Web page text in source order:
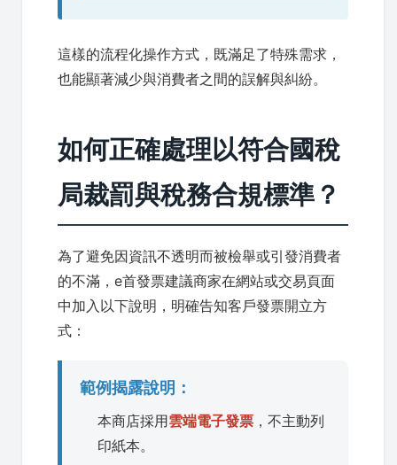
這樣的流程化操作方式，既滿足了特殊需求，
也能顯著減少與消費者之間的誤解與糾紛。
如何正確處理以符合國稅
局裁罰與稅務合規標準？
為了避免因資訊不透明而被檢舉或引發消費者
的不滿，e首發票建議商家在網站或交易頁面
中加入以下說明，明確告知客戶發票開立方
式：
範例揭露說明：
本商店採用雲端電子發票 ，不主動列
印紙本。